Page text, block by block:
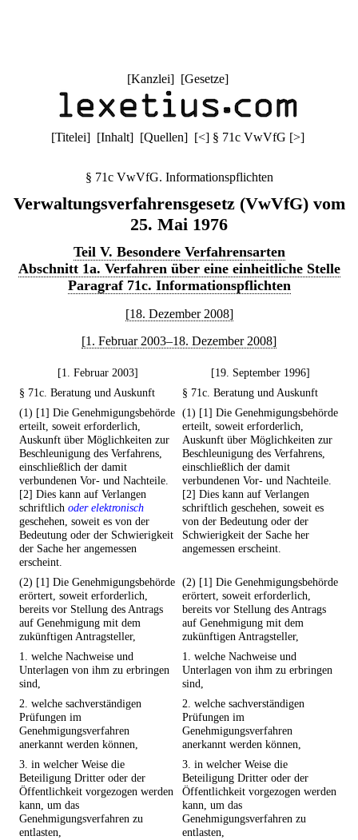
[Kanzlei] [Gesetze]
[Titelei] [Inhalt] [Quellen] [<] § 71c VwVfG [>]
§ 71c VwVfG. Informationspflichten
Verwaltungsverfahrensgesetz (VwVfG) vom
25. Mai 1976
Teil V. Besondere Verfahrensarten
Abschnitt 1a. Verfahren über eine einheitliche Stelle
Paragraf 71c. Informationspflichten
[18. Dezember 2008]
[1. Februar 2003–18. Dezember 2008]
[1. Februar 2003]
[19. September 1996]
§ 71c. Beratung und Auskunft
§ 71c. Beratung und Auskunft
(1) [1] Die Genehmigungsbehörde
erteilt, soweit erforderlich,
Auskunft über Möglichkeiten zur
Beschleunigung des Verfahrens,
einschließlich der damit
verbundenen Vor- und Nachteile.
[2] Dies kann auf Verlangen
schriftlich oder elektronisch
geschehen, soweit es von der
Bedeutung oder der Schwierigkeit
der Sache her angemessen
erscheint.
(1) [1] Die Genehmigungsbehörde
erteilt, soweit erforderlich,
Auskunft über Möglichkeiten zur
Beschleunigung des Verfahrens,
einschließlich der damit
verbundenen Vor- und Nachteile.
[2] Dies kann auf Verlangen
schriftlich geschehen, soweit es
von der Bedeutung oder der
Schwierigkeit der Sache her
angemessen erscheint.
(2) [1] Die Genehmigungsbehörde
erörtert, soweit erforderlich,
bereits vor Stellung des Antrags
auf Genehmigung mit dem
zukünftigen Antragsteller,
(2) [1] Die Genehmigungsbehörde
erörtert, soweit erforderlich,
bereits vor Stellung des Antrags
auf Genehmigung mit dem
zukünftigen Antragsteller,
1. welche Nachweise und
Unterlagen von ihm zu erbringen
sind,
1. welche Nachweise und
Unterlagen von ihm zu erbringen
sind,
2. welche sachverständigen
Prüfungen im
Genehmigungsverfahren
anerkannt werden können,
2. welche sachverständigen
Prüfungen im
Genehmigungsverfahren
anerkannt werden können,
3. in welcher Weise die
Beteiligung Dritter oder der
Öffentlichkeit vorgezogen werden
kann, um das
Genehmigungsverfahren zu
entlasten,
3. in welcher Weise die
Beteiligung Dritter oder der
Öffentlichkeit vorgezogen werden
kann, um das
Genehmigungsverfahren zu
entlasten,